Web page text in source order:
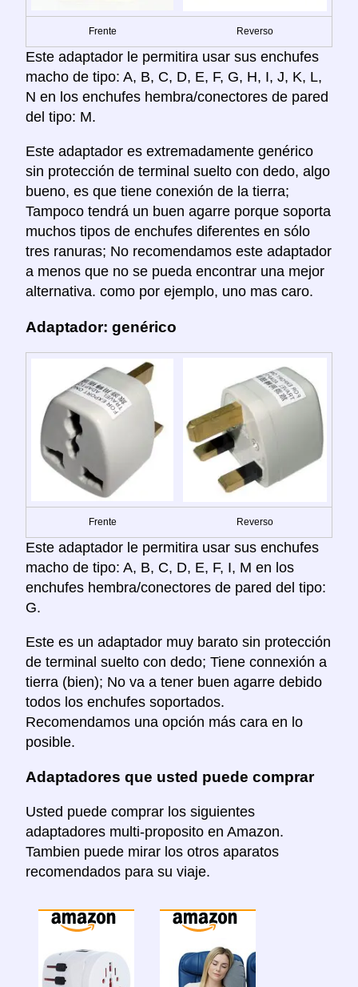
Frente Reverso
Este adaptador le permitira usar sus enchufes
macho de tipo: A, B, C, D, E, F, G, H, I, J, K, L,
N en los enchufes hembra/conectores de pared
del tipo: M.
Este adaptador es extremadamente genérico
sin protección de terminal suelto con dedo, algo
bueno, es que tiene conexión de la tierra;
Tampoco tendrá un buen agarre porque soporta
muchos tipos de enchufes diferentes en sólo
tres ranuras; No recomendamos este adaptador
a menos que no se pueda encontrar una mejor
alternativa. como por ejemplo, uno mas caro.
Adaptador: genérico
Frente Reverso
Este adaptador le permitira usar sus enchufes
macho de tipo: A, B, C, D, E, F, I, M en los
enchufes hembra/conectores de pared del tipo:
G.
Este es un adaptador muy barato sin protección
de terminal suelto con dedo; Tiene connexión a
tierra (bien); No va a tener buen agarre debido
todos los enchufes soportados.
Recomendamos una opción más cara en lo
posible.
Adaptadores que usted puede comprar
Usted puede comprar los siguientes
adaptadores multi-proposito en Amazon.
Tambien puede mirar los otros aparatos
recomendados para su viaje.